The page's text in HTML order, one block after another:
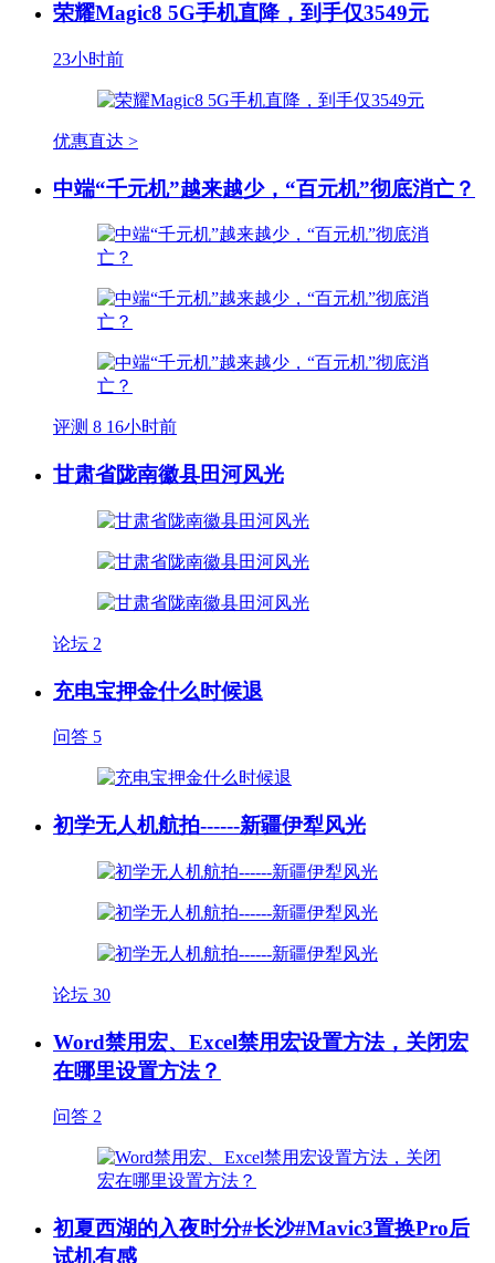
荣耀Magic8 5G手机直降，到手仅3549元
23小时前
优惠直达 >
中端“千元机”越来越少，“百元机”彻底消亡？
评测 8 16小时前
甘肃省陇南徽县田河风光
论坛 2
充电宝押金什么时候退
问答 5
初学无人机航拍------新疆伊犁风光
论坛 30
Word禁用宏、Excel禁用宏设置方法，关闭宏
在哪里设置方法？
问答 2
初夏西湖的入夜时分#长沙#Mavic3置换Pro后
试机有感